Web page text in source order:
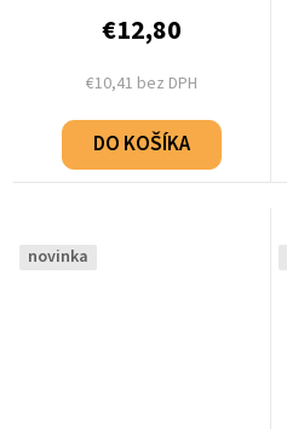
€10,41 bez DPH
€12,80
DO KOŠÍKA
novinka